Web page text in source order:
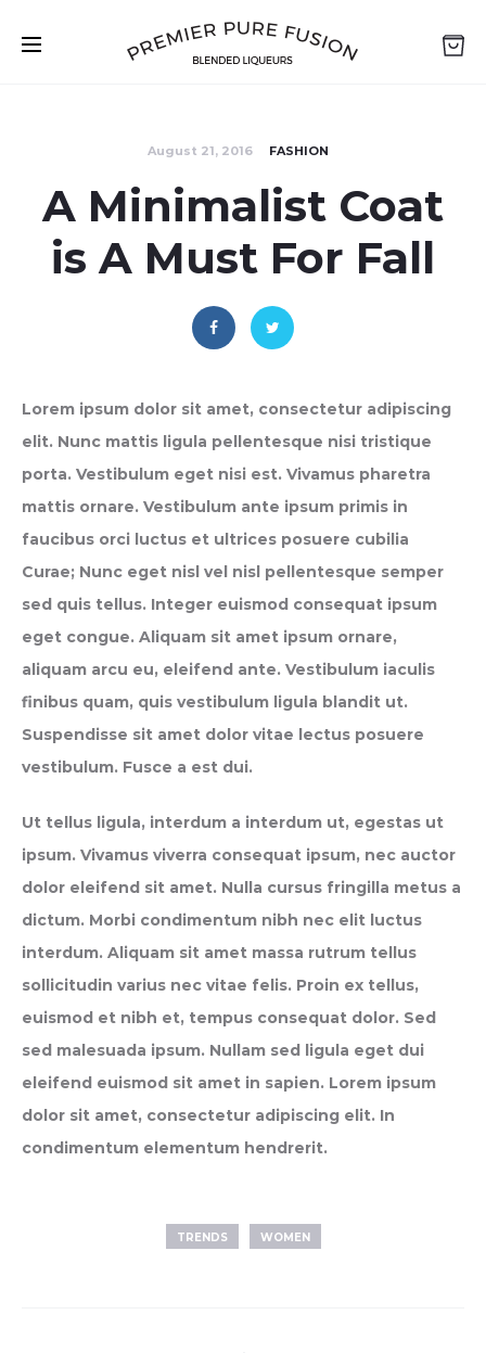
August 21, 2016 FASHION
A Minimalist Coat
is A Must For Fall
Lorem ipsum dolor sit amet, consectetur adipiscing
elit. Nunc mattis ligula pellentesque nisi tristique
porta. Vestibulum eget nisi est. Vivamus pharetra
mattis ornare. Vestibulum ante ipsum primis in
faucibus orci luctus et ultrices posuere cubilia
Curae; Nunc eget nisl vel nisl pellentesque semper
sed quis tellus. Integer euismod consequat ipsum
eget congue. Aliquam sit amet ipsum ornare,
aliquam arcu eu, eleifend ante. Vestibulum iaculis
finibus quam, quis vestibulum ligula blandit ut.
Suspendisse sit amet dolor vitae lectus posuere
vestibulum. Fusce a est dui.
Ut tellus ligula, interdum a interdum ut, egestas ut
ipsum. Vivamus viverra consequat ipsum, nec auctor
dolor eleifend sit amet. Nulla cursus fringilla metus a
dictum. Morbi condimentum nibh nec elit luctus
interdum. Aliquam sit amet massa rutrum tellus
sollicitudin varius nec vitae felis. Proin ex tellus,
euismod et nibh et, tempus consequat dolor. Sed
sed malesuada ipsum. Nullam sed ligula eget dui
eleifend euismod sit amet in sapien. Lorem ipsum
dolor sit amet, consectetur adipiscing elit. In
condimentum elementum hendrerit.
TRENDS WOMEN